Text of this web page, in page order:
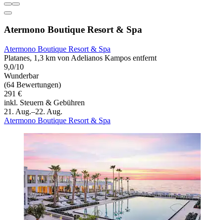
Atermono Boutique Resort & Spa
Atermono Boutique Resort & Spa
Platanes, 1,3 km von Adelianos Kampos entfernt
9,0/10
Wunderbar
(64 Bewertungen)
291 €
inkl. Steuern & Gebühren
21. Aug.–22. Aug.
Atermono Boutique Resort & Spa